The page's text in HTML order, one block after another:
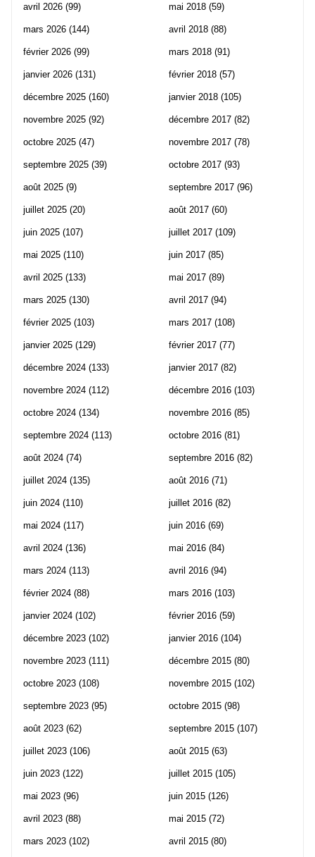
avril 2026 (99)
mars 2026 (144)
février 2026 (99)
janvier 2026 (131)
décembre 2025 (160)
novembre 2025 (92)
octobre 2025 (47)
septembre 2025 (39)
août 2025 (9)
juillet 2025 (20)
juin 2025 (107)
mai 2025 (110)
avril 2025 (133)
mars 2025 (130)
février 2025 (103)
janvier 2025 (129)
décembre 2024 (133)
novembre 2024 (112)
octobre 2024 (134)
septembre 2024 (113)
août 2024 (74)
juillet 2024 (135)
juin 2024 (110)
mai 2024 (117)
avril 2024 (136)
mars 2024 (113)
février 2024 (88)
janvier 2024 (102)
décembre 2023 (102)
novembre 2023 (111)
octobre 2023 (108)
septembre 2023 (95)
août 2023 (62)
juillet 2023 (106)
juin 2023 (122)
mai 2023 (96)
avril 2023 (88)
mars 2023 (102)
mai 2018 (59)
avril 2018 (88)
mars 2018 (91)
février 2018 (57)
janvier 2018 (105)
décembre 2017 (82)
novembre 2017 (78)
octobre 2017 (93)
septembre 2017 (96)
août 2017 (60)
juillet 2017 (109)
juin 2017 (85)
mai 2017 (89)
avril 2017 (94)
mars 2017 (108)
février 2017 (77)
janvier 2017 (82)
décembre 2016 (103)
novembre 2016 (85)
octobre 2016 (81)
septembre 2016 (82)
août 2016 (71)
juillet 2016 (82)
juin 2016 (69)
mai 2016 (84)
avril 2016 (94)
mars 2016 (103)
février 2016 (59)
janvier 2016 (104)
décembre 2015 (80)
novembre 2015 (102)
octobre 2015 (98)
septembre 2015 (107)
août 2015 (63)
juillet 2015 (105)
juin 2015 (126)
mai 2015 (72)
avril 2015 (80)